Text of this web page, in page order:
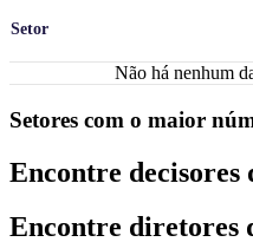
Setor
Não há nenhum
Setores com o maior
Encontre decisores
Encontre diretores